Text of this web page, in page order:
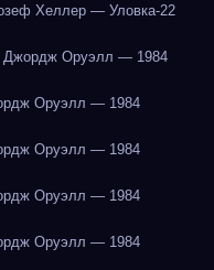
Хеллер — Уловка-22
Джордж Оруэлл — 1984
Оруэлл — 1984
Оруэлл — 1984
Оруэлл — 1984
Оруэлл — 1984